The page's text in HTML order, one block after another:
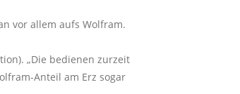
vor allem aufs Wolfram.
„Die bedienen zurzeit
Anteil am Erz sogar